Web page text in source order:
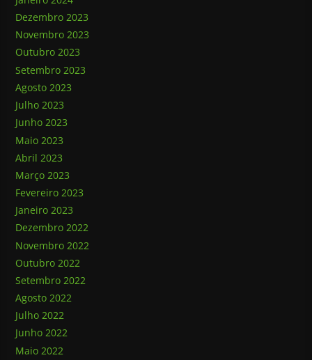
Dezembro 2023
Novembro 2023
Outubro 2023
Setembro 2023
Agosto 2023
Julho 2023
Junho 2023
Maio 2023
Abril 2023
Março 2023
Fevereiro 2023
Janeiro 2023
Dezembro 2022
Novembro 2022
Outubro 2022
Setembro 2022
Agosto 2022
Julho 2022
Junho 2022
Maio 2022